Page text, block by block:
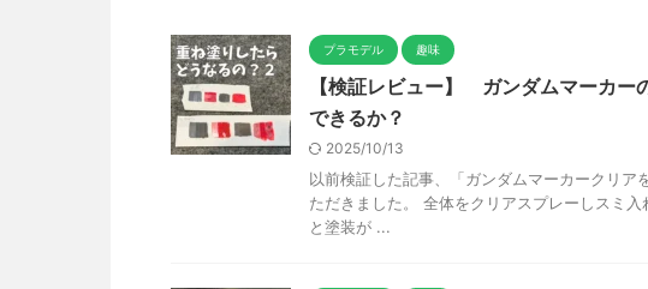
プラモデル 趣味
【検証レビュー】 ガンダムマーカー
できるか？
2025/10/13
以前検証した記事、「ガンダムマーカークリ
ただきました。 全体をクリアスプレーしスミ
と塗装が ...